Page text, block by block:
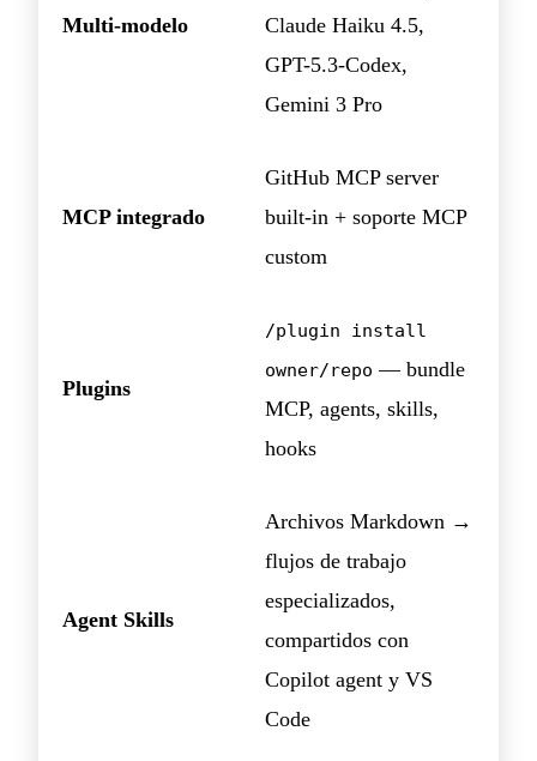
Multi-modelo
Claude Haiku 4.5,
GPT-5.3-Codex,
Gemini 3 Pro
MCP integrado
GitHub MCP server
built-in + soporte MCP
custom
Plugins
/plugin install
owner/repo — bundle
MCP, agents, skills,
hooks
Agent Skills
Archivos Markdown →
flujos de trabajo
especializados,
compartidos con
Copilot agent y VS
Code